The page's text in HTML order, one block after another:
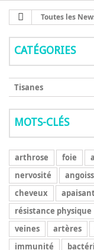
Toutes les
CATÉGORIES
Tisanes
MOTS-CLÉS
arthrose foie
nervosité
cheveux
résistance physique
veines
artères
immunité